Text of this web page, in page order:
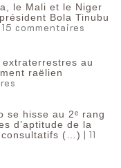
le Mali et le Niger
Bola Tinubu
15 commentaires
au
raëlien
se hisse au 2ᵉ rang
d’aptitude de la
consultatifs (…) | 11